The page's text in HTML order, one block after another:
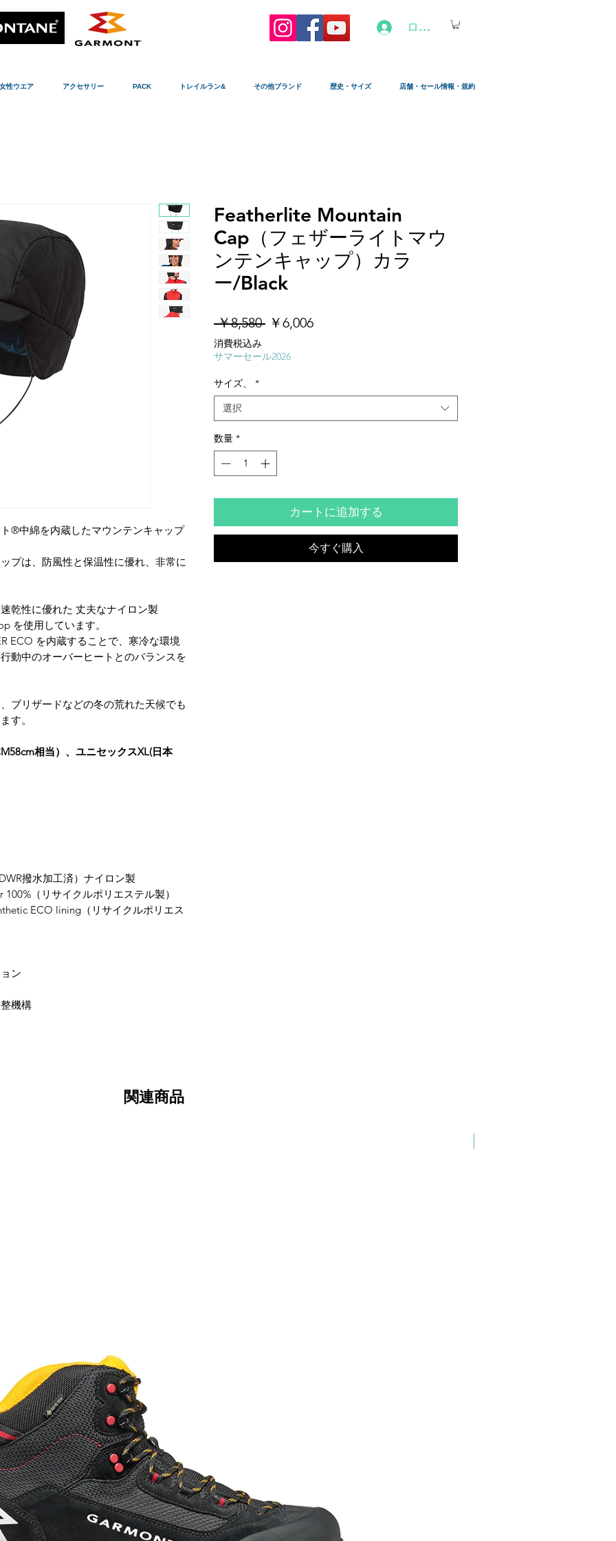
ログイン
女性ウエア アクセサリー PACK トレイルラン& その他ブランド 歴史・サイズ 店舗・セール情報・規約
®中綿を内蔵したマウンテンキャップ
プは、防風性と保温性に優れ、非常に
乾性に優れた 丈夫なナイロン製
を使用しています。
ECO を内蔵することで、寒冷な環境
動中のオーバーヒートとのバランスを
ブリザードなどの冬の荒れた天候でも
す。
相当）、ユニセックスXL(日本
撥水加工済）ナイロン製
（リサイクルポリエステル製）
ECO lining（リサイクルポリエス
ン
機構
Featherlite Mountain
Cap（フェザーライトマウ
ンテンキャップ）カラ
ー/Black
￥8,580 通
価
￥6,006セ
消費税込み
サマーセール2026
サイズ、
*
選択
数量 *
カートに追加する
今すぐ購入
関連商品